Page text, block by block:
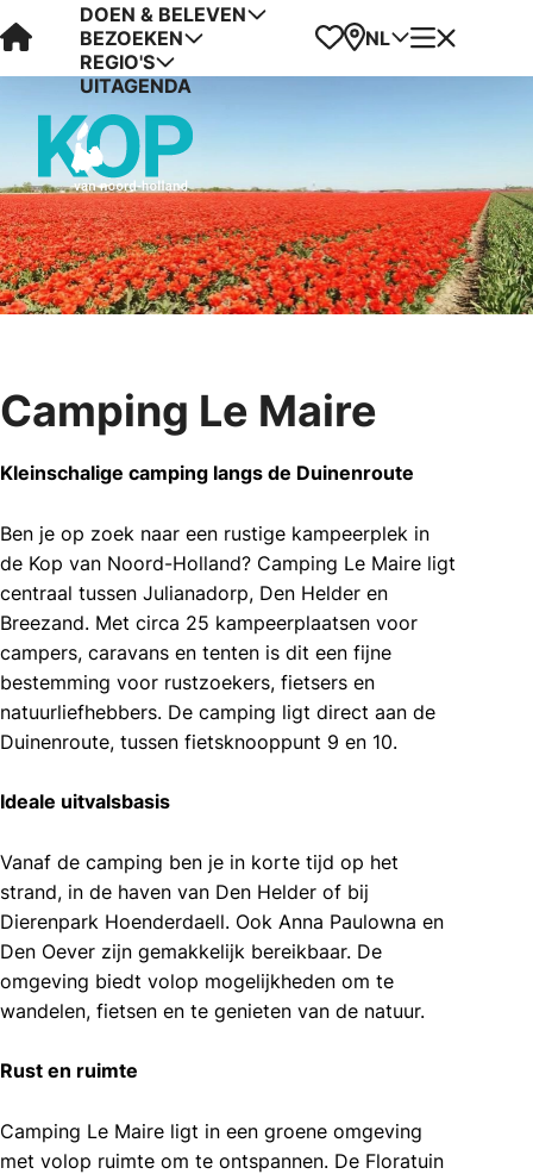
Visit Kop van Holland
DOEN & BELEVEN
BEZOEKEN
REGIO'S
UITAGENDA
Favorieten
Kaart
NL Menu
Camping Le Maire
Kleinschalige camping langs de Duinenroute
Ben je op zoek naar een rustige kampeerplek in
de Kop van Noord-Holland? Camping Le Maire ligt
centraal tussen Julianadorp, Den Helder en
Breezand. Met circa 25 kampeerplaatsen voor
campers, caravans en tenten is dit een fijne
bestemming voor rustzoekers, fietsers en
natuurliefhebbers. De camping ligt direct aan de
Duinenroute, tussen fietsknooppunt 9 en 10.
Ideale uitvalsbasis
Vanaf de camping ben je in korte tijd op het
strand, in de haven van Den Helder of bij
Dierenpark Hoenderdaell. Ook Anna Paulowna en
Den Oever zijn gemakkelijk bereikbaar. De
omgeving biedt volop mogelijkheden om te
wandelen, fietsen en te genieten van de natuur.
Rust en ruimte
Camping Le Maire ligt in een groene omgeving
met volop ruimte om te ontspannen. De Floratuin